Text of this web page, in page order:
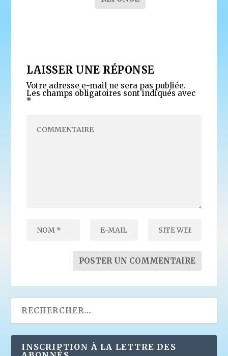
LAISSER UNE RÉPONSE
Votre adresse e-mail ne sera pas publiée.
Les champs obligatoires sont indiqués avec
*
INSCRIPTION À LA LETTRE DES